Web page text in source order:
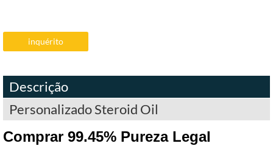
inquérito
Descrição
Personalizado Steroid Oil
Comprar 99.45% Pureza Legal